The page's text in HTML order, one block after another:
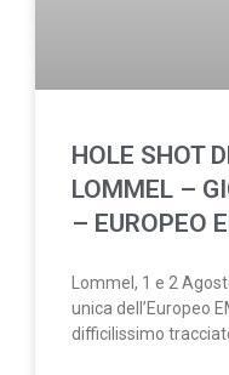
HOLE SHOT
LOMMEL –
– EUROPEO
Lommel, 1 e 2
unica dell’Europeo
difficilissimo